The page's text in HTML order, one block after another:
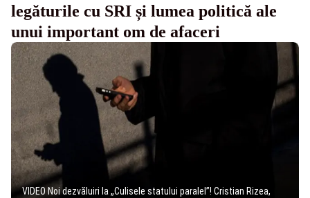
legăturile cu SRI și lumea politică ale
unui important om de afaceri
VIDEO Noi dezvăluiri la „Culisele statului paralel”! Cristian Rizea,